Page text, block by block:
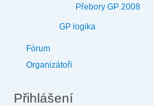
Přebory GP 2008
GP logika
Fórum
Organizátoři
Přihlášení